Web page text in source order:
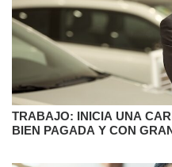
TRABAJO: INICIA UNA
BIEN PAGADA Y CON